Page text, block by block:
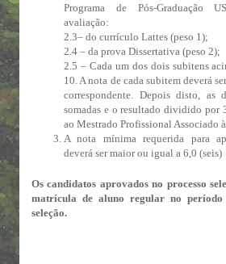
Programa de Pós-Graduação
avaliação:
2.3– do currículo Lattes (peso 1);
2.4 – da prova Dissertativa (peso 2);
2.5 – Cada um dos dois subitens
10. A nota de cada subitem deverá
correspondente. Depois disto, as
somadas e o resultado dividido por
ao Mestrado Profissional Associado
A nota mínima requerida para
deverá ser maior ou igual a 6,0 (seis)
Os candidatos aprovados no processo
matrícula de aluno regular no
seleção.